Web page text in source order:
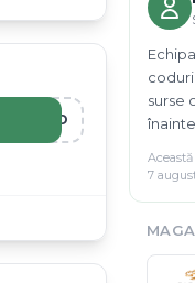
ERO
surse
7